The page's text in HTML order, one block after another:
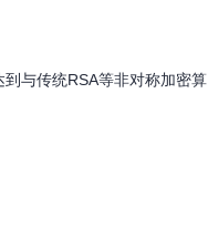
与传统RSA等非对称加密算